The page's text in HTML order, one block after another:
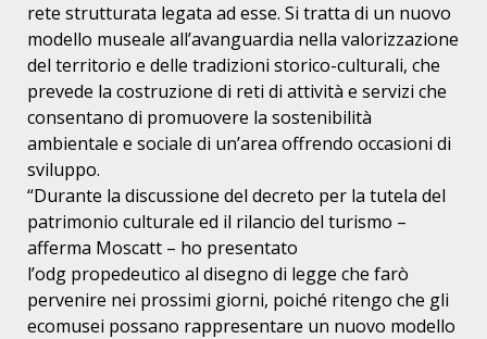
rete strutturata legata ad esse. Si tratta di un nuovo
modello museale all’avanguardia nella valorizzazione
del territorio e delle tradizioni storico-culturali, che
prevede la costruzione di reti di attività e servizi che
consentano di promuovere la sostenibilità
ambientale e sociale di un’area offrendo occasioni di
sviluppo.
“Durante la discussione del decreto per la tutela del
patrimonio culturale ed il rilancio del turismo –
afferma Moscatt – ho presentato
l’odg propedeutico al disegno di legge che farò
pervenire nei prossimi giorni, poiché ritengo che gli
ecomusei possano rappresentare un nuovo modello